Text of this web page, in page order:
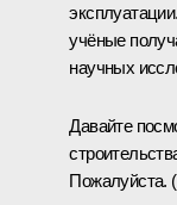
учёные
научных
Давайте
Пожалуйста.